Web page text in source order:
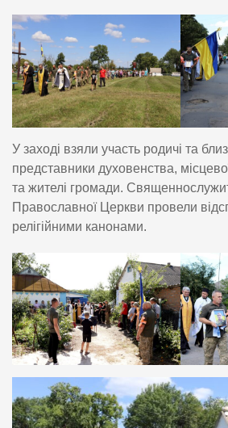
У заході взяли участь родичі та
представники духовенства,
та жителі громади.
Православної Церкви провели
релігійними канонами.